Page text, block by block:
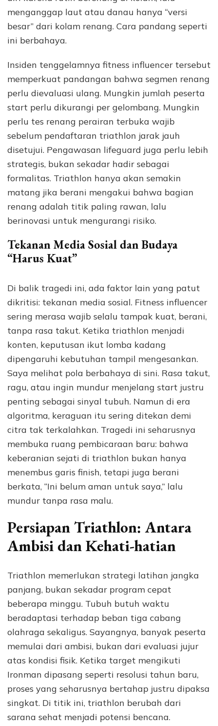
menganggap laut atau danau hanya “versi
besar” dari kolam renang. Cara pandang seperti
ini berbahaya.
Insiden tenggelamnya fitness influencer tersebut
memperkuat pandangan bahwa segmen renang
perlu dievaluasi ulang. Mungkin jumlah peserta
start perlu dikurangi per gelombang. Mungkin
perlu tes renang perairan terbuka wajib
sebelum pendaftaran triathlon jarak jauh
disetujui. Pengawasan lifeguard juga perlu lebih
strategis, bukan sekadar hadir sebagai
formalitas. Triathlon hanya akan semakin
matang jika berani mengakui bahwa bagian
renang adalah titik paling rawan, lalu
berinovasi untuk mengurangi risiko.
Tekanan Media Sosial dan Budaya
“Harus Kuat”
Di balik tragedi ini, ada faktor lain yang patut
dikritisi: tekanan media sosial. Fitness influencer
sering merasa wajib selalu tampak kuat, berani,
tanpa rasa takut. Ketika triathlon menjadi
konten, keputusan ikut lomba kadang
dipengaruhi kebutuhan tampil mengesankan.
Saya melihat pola berbahaya di sini. Rasa takut,
ragu, atau ingin mundur menjelang start justru
penting sebagai sinyal tubuh. Namun di era
algoritma, keraguan itu sering ditekan demi
citra tak terkalahkan. Tragedi ini seharusnya
membuka ruang pembicaraan baru: bahwa
keberanian sejati di triathlon bukan hanya
menembus garis finish, tetapi juga berani
berkata, “Ini belum aman untuk saya,” lalu
mundur tanpa rasa malu.
Persiapan Triathlon: Antara
Ambisi dan Kehati-hatian
Triathlon memerlukan strategi latihan jangka
panjang, bukan sekadar program cepat
beberapa minggu. Tubuh butuh waktu
beradaptasi terhadap beban tiga cabang
olahraga sekaligus. Sayangnya, banyak peserta
memulai dari ambisi, bukan dari evaluasi jujur
atas kondisi fisik. Ketika target mengikuti
Ironman dipasang seperti resolusi tahun baru,
proses yang seharusnya bertahap justru dipaksa
singkat. Di titik ini, triathlon berubah dari
sarana sehat menjadi potensi bencana.